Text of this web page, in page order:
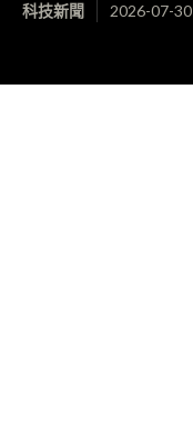
科技新聞 2026-07-30